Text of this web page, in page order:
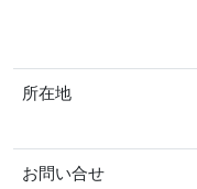
所在地
お問い合せ